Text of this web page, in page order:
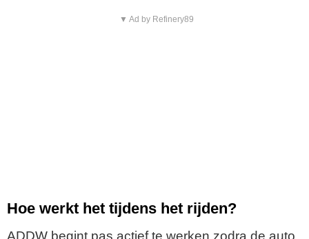
▼ Ad by Refinery89
Hoe werkt het tijdens het rijden?